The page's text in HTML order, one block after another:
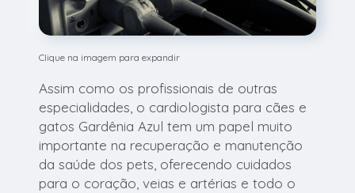
Clique na imagem para expandir
Assim como os profissionais de outras
especialidades, o cardiologista para cães e
gatos Gardênia Azul tem um papel muito
importante na recuperação e manutenção
da saúde dos pets, oferecendo cuidados
para o coração, veias e artérias e todo o